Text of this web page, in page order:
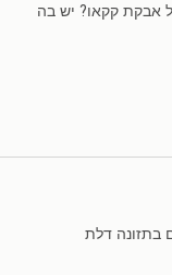
אבקת קקאו? יש בה
בתזונה דלת